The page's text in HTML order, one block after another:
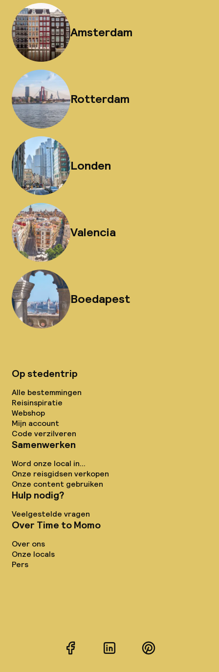
Amsterdam
Rotterdam
Londen
Valencia
Boedapest
Op stedentrip
Alle bestemmingen
Reisinspiratie
Webshop
Mijn account
Code verzilveren
Samenwerken
Word onze local in...
Onze reisgidsen verkopen
Onze content gebruiken
Hulp nodig?
Veelgestelde vragen
Over Time to Momo
Over ons
Onze locals
Pers
FacebookLinkedInPinterest